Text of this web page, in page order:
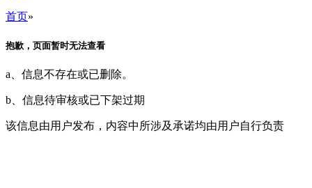
首页»
抱歉，页面暂时无法查看
a、信息不存在或已删除。
b、信息待审核或已下架过期
该信息由用户发布，内容中所涉及承诺均由用户自行负责